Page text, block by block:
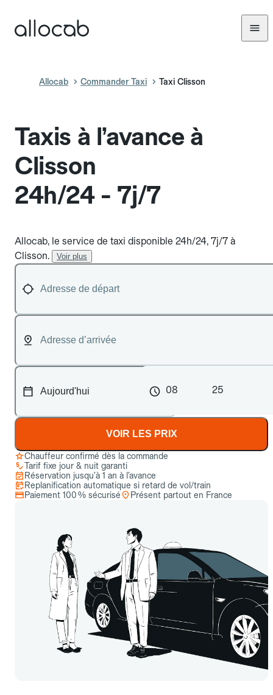
Allocab Commander Taxi Taxi Clisson
Taxis à l’avance à
Clisson
24h/24 - 7j/7
Allocab, le service de taxi disponible 24h/24, 7j/7 à
Clisson.
Voir plus
08 25
VOIR LES PRIX
Chauffeur confirmé dès la commande
Tarif fixe jour & nuit garanti
Réservation jusqu’à 1 an à l’avance
Replanification automatique si retard de vol/train
Paiement 100 % sécurisé
Présent partout en France